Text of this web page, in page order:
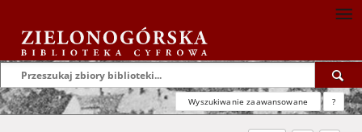
Wyszukiwanie zaawansowane ?